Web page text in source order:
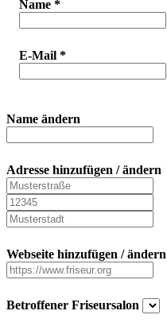
Name *
E-Mail *
Name ändern
Adresse hinzufügen / ändern
Webseite hinzufügen / ändern
Betroffener Friseursalon